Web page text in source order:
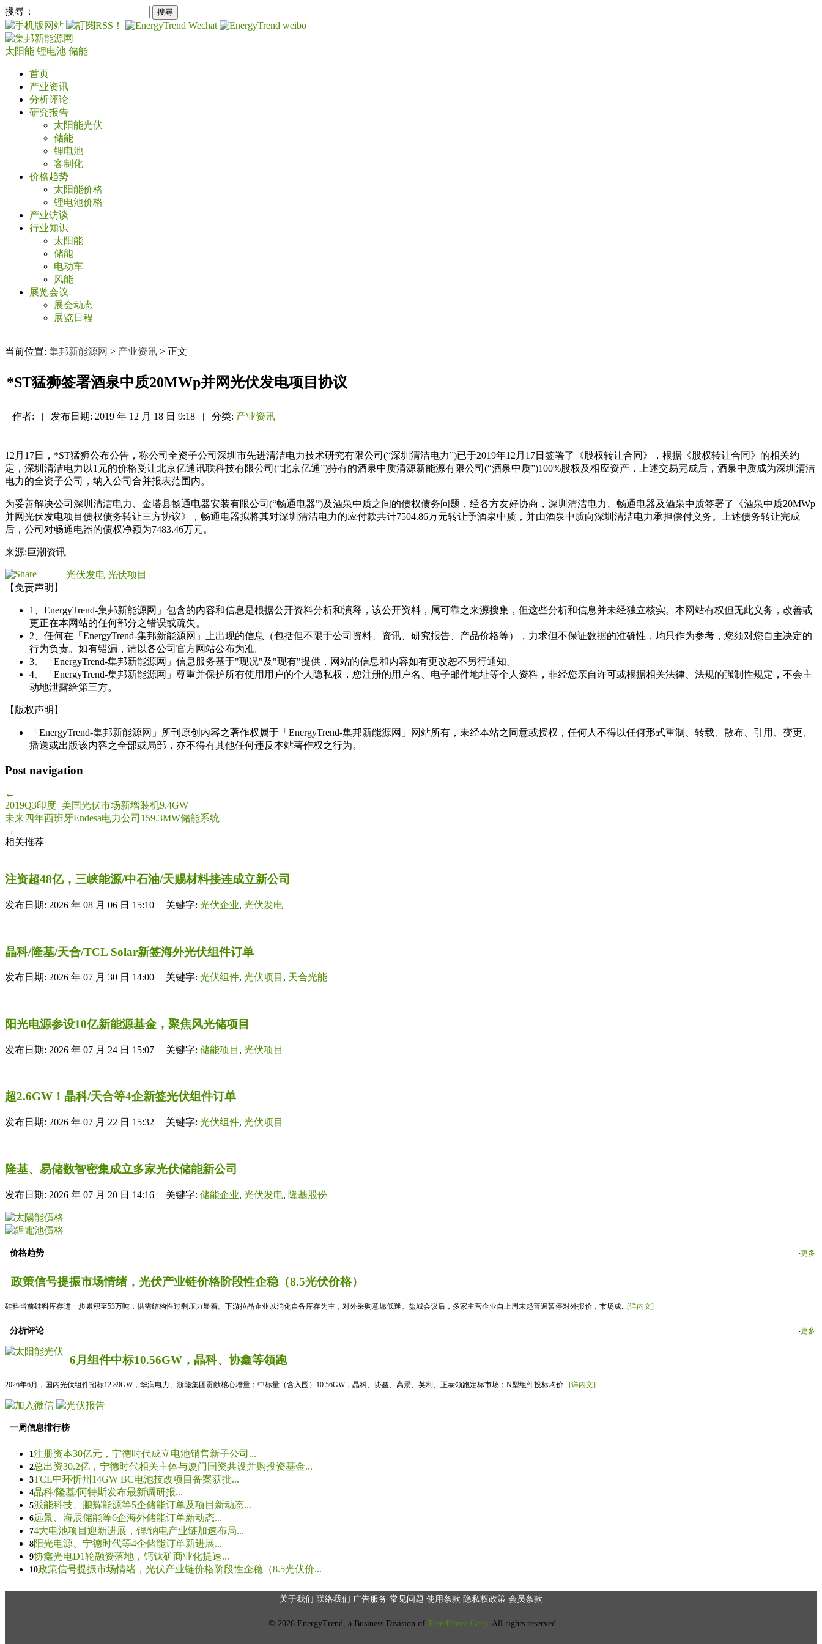
搜尋：
太阳能 锂电池 储能
首页
产业资讯
分析评论
研究报告
太阳能光伏
储能
锂电池
客制化
价格趋势
太阳能价格
锂电池价格
产业访谈
行业知识
太阳能
储能
电动车
风能
展览会议
展会动态
展览日程
当前位置: 集邦新能源网 > 产业资讯 > 正文
*ST猛狮签署酒泉中质20MWp并网光伏发电项目协议
作者: | 发布日期: 2019 年 12 月 18 日 9:18 | 分类: 产业资讯
12月17日，*ST猛狮公布公告，称公司全资子公司深圳市先进清洁电力技术研究有限公司(“深圳清洁电力”)已于2019年12月17日签署了《股权转让合同》，根据《股权转让合同》的相关约
定，深圳清洁电力以1元的价格受让北京亿通讯联科技有限公司(“北京亿通”)持有的酒泉中质清源新能源有限公司(“酒泉中质”)100%股权及相应资产，上述交易完成后，酒泉中质成为深圳清洁
电力的全资子公司，纳入公司合并报表范围内。
为妥善解决公司深圳清洁电力、金塔县畅通电器安装有限公司(“畅通电器”)及酒泉中质之间的债权债务问题，经各方友好协商，深圳清洁电力、畅通电器及酒泉中质签署了《酒泉中质20MWp
并网光伏发电项目债权债务转让三方协议》，畅通电器拟将其对深圳清洁电力的应付款共计7504.86万元转让予酒泉中质，并由酒泉中质向深圳清洁电力承担偿付义务。上述债务转让完成
后，公司对畅通电器的债权净额为7483.46万元。
来源:巨潮资讯
光伏发电 光伏项目
【免责声明】
1、EnergyTrend-集邦新能源网」包含的内容和信息是根据公开资料分析和演释，该公开资料，属可靠之来源搜集，但这些分析和信息并未经独立核实。本网站有权但无此义务，改善或
更正在本网站的任何部分之错误或疏失。
2、任何在「EnergyTrend-集邦新能源网」上出现的信息（包括但不限于公司资料、资讯、研究报告、产品价格等），力求但不保证数据的准确性，均只作为参考，您须对您自主决定的
行为负责。如有错漏，请以各公司官方网站公布为准。
3、「EnergyTrend-集邦新能源网」信息服务基于"现况"及"现有"提供，网站的信息和内容如有更改恕不另行通知。
4、「EnergyTrend-集邦新能源网」尊重并保护所有使用用户的个人隐私权，您注册的用户名、电子邮件地址等个人资料，非经您亲自许可或根据相关法律、法规的强制性规定，不会主
动地泄露给第三方。
【版权声明】
「EnergyTrend-集邦新能源网」所刊原创内容之著作权属于「EnergyTrend-集邦新能源网」网站所有，未经本站之同意或授权，任何人不得以任何形式重制、转载、散布、引用、变更、
播送或出版该内容之全部或局部，亦不得有其他任何违反本站著作权之行为。
Post navigation
←
2019Q3印度+美国光伏市场新增装机9.4GW
未来四年西班牙Endesa电力公司159.3MW储能系统
→
相关推荐
注资超48亿，三峡能源/中石油/天赐材料接连成立新公司
发布日期: 2026 年 08 月 06 日 15:10 | 关键字: 光伏企业, 光伏发电
晶科/隆基/天合/TCL Solar新签海外光伏组件订单
发布日期: 2026 年 07 月 30 日 14:00 | 关键字: 光伏组件, 光伏项目 , 天合光能
阳光电源参设10亿新能源基金，聚焦风光储项目
发布日期: 2026 年 07 月 24 日 15:07 | 关键字: 储能项目 , 光伏项目
超2.6GW！晶科/天合等4企新签光伏组件订单
发布日期: 2026 年 07 月 22 日 15:32 | 关键字: 光伏组件, 光伏项目
隆基、易储数智密集成立多家光伏储能新公司
发布日期: 2026 年 07 月 20 日 14:16 | 关键字: 储能企业, 光伏发电, 隆基股份
价格趋势 ‧更多
政策信号提振市场情绪，光伏产业链价格阶段性企稳（8.5光伏价格）
硅料当前硅料库存进一步累积至53万吨，供需结构性过剩压力显着。下游拉晶企业以消化自备库存为主，对外采购意愿低迷。盐城会议后，多家主营企业自上周末起普遍暂停对外报价，市场成...[详内文]
分析评论 ‧更多
6月组件中标10.56GW，晶科、协鑫等领跑
2026年6月，国内光伏组件招标12.89GW，华润电力、浙能集团贡献核心增量；中标量（含入围）10.56GW，晶科、协鑫、高景、英利、正泰领跑定标市场；N型组件投标均价... [详内文]
一周信息排行榜
1注册资本30亿元，宁德时代成立电池销售新子公司...
2总出资30.2亿，宁德时代相关主体与厦门国资共设并购投资基金...
3TCL中环忻州14GW BC电池技改项目备案获批...
4晶科/隆基/阿特斯发布最新调研报...
5派能科技、鹏辉能源等5企储能订单及项目新动态...
6远景、海辰储能等6企海外储能订单新动态...
74大电池项目迎新进展，锂/钠电产业链加速布局...
8阳光电源、宁德时代等4企储能订单新进展...
9协鑫光电D1轮融资落地，钙钛矿商业化提速...
10政策信号提振市场情绪，光伏产业链价格阶段性企稳（8.5光伏价...
关于我们 联络我们 广告服务 常见问题 使用条款 隐私权政策 会员条款
© 2026 EnergyTrend, a Business Division of TrendForce Corp. All rights reserved